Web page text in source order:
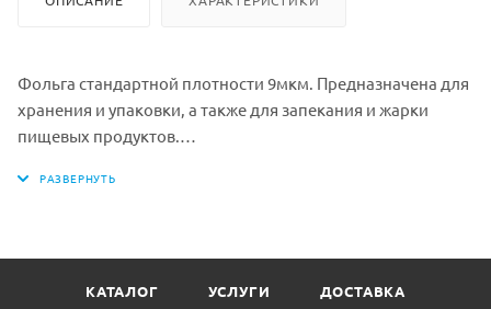
Фольга стандартной плотности 9мкм. Предназначена для
хранения и упаковки, а также для запекания и жарки
пищевых продуктов.
непроницаемость, теплопроводность, гигиеничность,
материалом для упаковки продуктов: готовой еды,
КАТАЛОГ УСЛУГИ ДОСТАВКА